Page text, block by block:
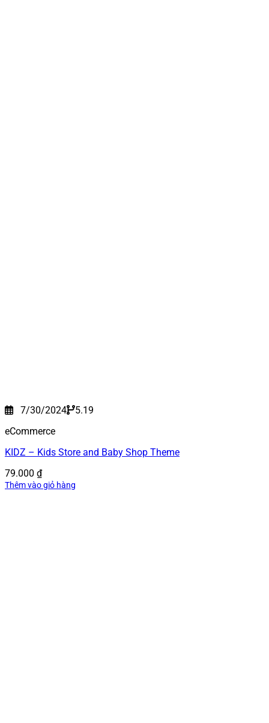
7/30/2024
5.19
eCommerce
KIDZ – Kids Store and Baby Shop Theme
79.000 ₫
Thêm vào giỏ hàng